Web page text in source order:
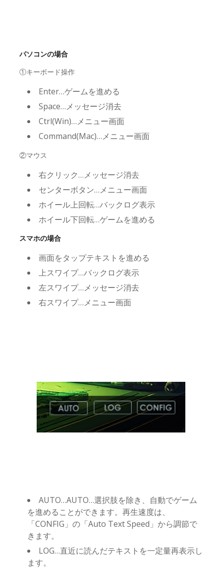
パソコンの場合
①キーボード操作
Enter…ゲームを進める
Space…メッセージ消去
Ctrl(Win)…メニュー画面
Command(Mac)…メニュー画面
②マウス
右クリック…メッセージ消去
センターボタン…メニュー画面
ホイール上回転…バックログ表示
ホイール下回転…ゲームを進める
スマホの場合
画面をタップテキストを進める
上スワイプ…バックログ表示
左スワイプ…メッセージ消去
右スワイプ…メニュー画面
AUTO…AUTO…選択肢を除き、自動でゲーム
を進めることができます。再生速度は、
「CONFIG」の「Auto Text Speed」から調節で
きます。
LOG…直近に読んだテキストを一定量再表示し
ます。